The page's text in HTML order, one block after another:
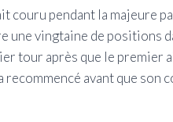
couru pendant la majeure
une vingtaine de positions
tour après que le premier
recommencé avant que